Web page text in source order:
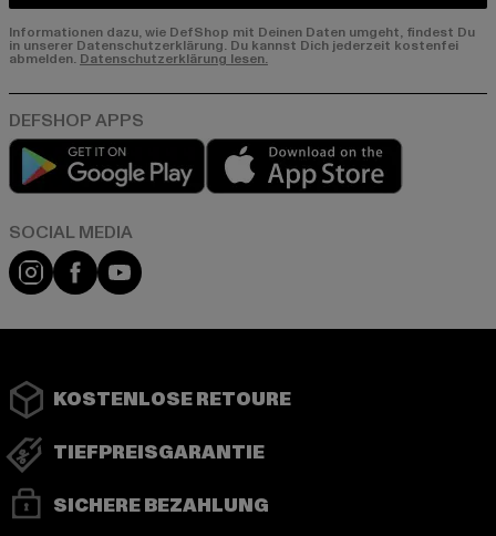
Informationen dazu, wie DefShop mit Deinen Daten umgeht, findest Du
in unserer Datenschutzerklärung. Du kannst Dich jederzeit kostenfei
abmelden. Datenschutzerklärung lesen.
Play market
Instagram
FacebookYouTube
KOSTENLOSE RETOURE
TIEFPREISGARANTIE
SICHERE BEZAHLUNG